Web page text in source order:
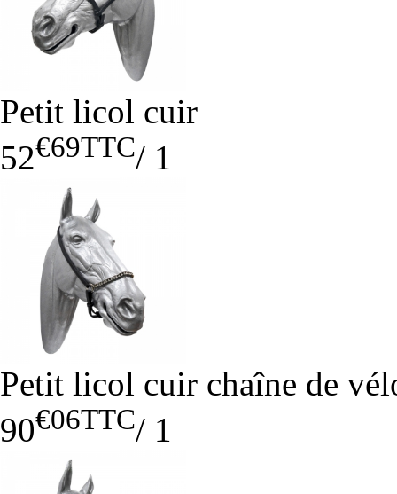
Petit licol cuir
52€69TTC/ 1
Petit licol cuir chaîne de
90€06TTC/ 1